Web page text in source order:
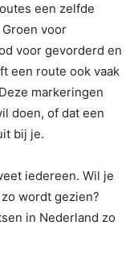
een zelfde
voor
voor gevorderd en
een route ook vaak
markeringen
doen, of dat een
bij je.
iedereen. Wil je
wordt gezien?
in Nederland zo